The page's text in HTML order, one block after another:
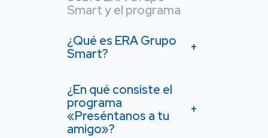
Smart y el programa
¿Qué es ERA Grupo
Smart?
+
¿En qué consiste el
programa
«Preséntanos a tu
amigo»?
+